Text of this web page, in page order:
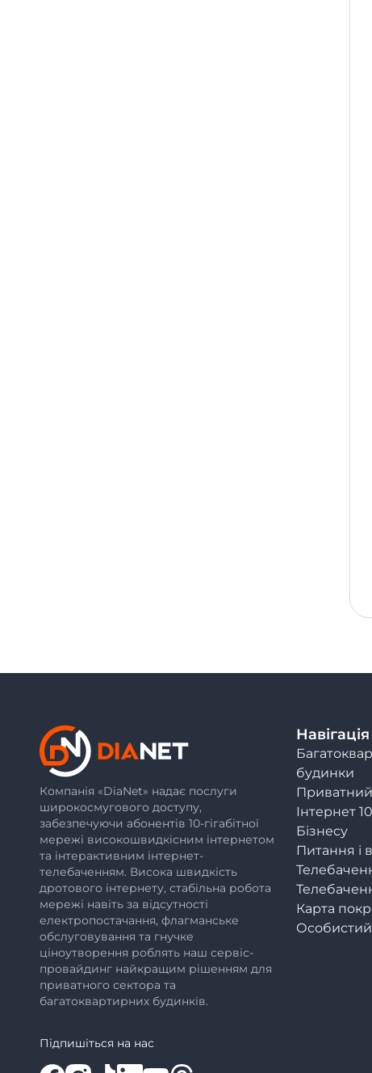
Компанія «DiaNet» надає послуги
широкосмугового доступу,
забезпечуючи абонентів 10-гігабітної
мережі високошвидкісним інтернетом
та інтерактивним інтернет-
телебаченням. Висока швидкість
дротового інтернету, стабільна робота
мережі навіть за відсутності
електропостачання, флагманське
обслуговування та гнучке
ціноутворення роблять наш сервіс-
провайдинг найкращим рішенням для
приватного сектора та
багатоквартирних будинків.
Навігація
будинки
Інтернет
Бізнесу
Питання і
Карта
Особистий
Підпишіться на нас